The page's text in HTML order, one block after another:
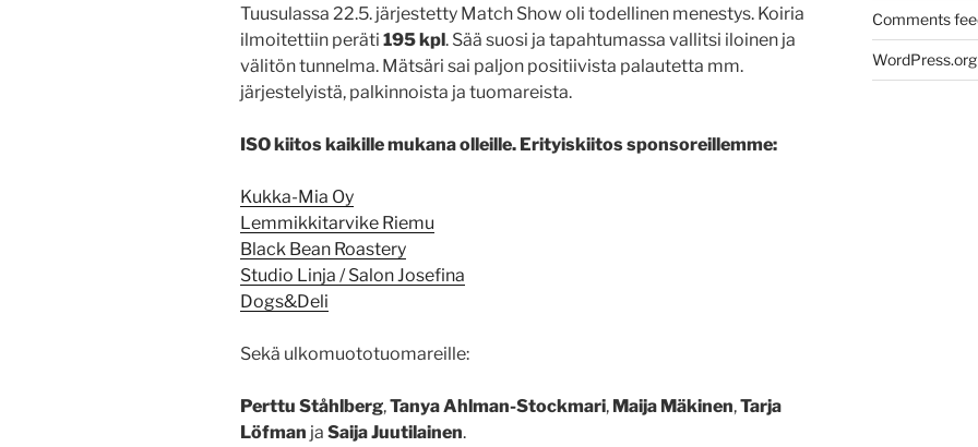
Tuusulassa 22.5. järjestetty Match Show oli todellinen menestys. Koiria
ilmoitettiin peräti 195 kpl. Sää suosi ja tapahtumassa vallitsi iloinen ja
välitön tunnelma. Mätsäri sai paljon positiivista palautetta mm.
järjestelyistä, palkinnoista ja tuomareista.
ISO kiitos kaikille mukana olleille. Erityiskiitos sponsoreillemme:
Kukka-Mia Oy
Lemmikkitarvike Riemu
Black Bean Roastery
Studio Linja / Salon Josefina
Dogs&Deli
Sekä ulkomuototuomareille:
Perttu Ståhlberg,Tanya Ahlman-Stockmari, Maija Mäkinen,Tarja
Löfman ja Saija Juutilainen.
Comments
WordPress.org